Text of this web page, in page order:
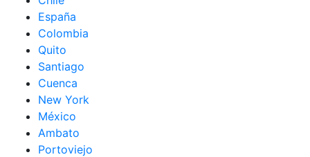
España
Colombia
Quito
Santiago
Cuenca
New York
México
Ambato
Portoviejo